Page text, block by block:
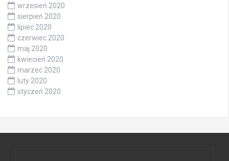
wrzesień 2020
sierpień 2020
lipiec 2020
czerwiec 2020
maj 2020
kwiecień 2020
marzec 2020
luty 2020
styczeń 2020